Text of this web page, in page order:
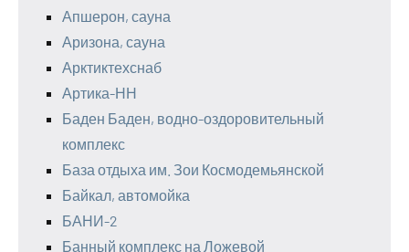
Апшерон, сауна
Аризона, сауна
Арктиктехснаб
Артика-НН
Баден Баден, водно-оздоровительный
комплекс
База отдыха им. Зои Космодемьянской
Байкал, автомойка
БАНИ-2
Банный комплекс на Ложевой